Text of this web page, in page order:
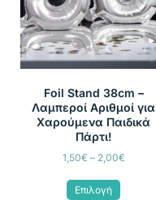
Foil Stand 38cm –
Λαμπεροί Αριθμοί για
Χαρούμενα Παιδικά
Πάρτι!
1,50€ – 2,00€
Επιλογή